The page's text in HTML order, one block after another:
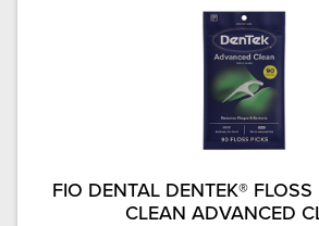
FIO DENTAL DENTEK® FLOSS
CLEAN ADVANCED